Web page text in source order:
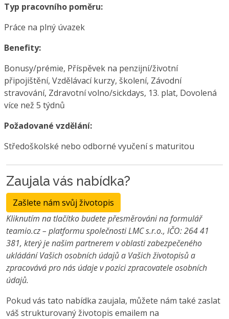
Typ pracovního poměru:
Práce na plný úvazek
Benefity:
Bonusy/prémie, Příspěvek na penzijní/životní
připojištění, Vzdělávací kurzy, školení, Závodní
stravování, Zdravotní volno/sickdays, 13. plat, Dovolená
více než 5 týdnů
Požadované vzdělání:
Středoškolské nebo odborné vyučení s maturitou
Zaujala vás nabídka?
Zašlete nám svůj životopis
Kliknutím na tlačítko budete přesměrováni na formulář
teamio.cz – platformu společnosti LMC s.r.o., IČO: 264 41
381, který je našim partnerem v oblasti zabezpečeného
ukládání Vašich osobních údajů a Vašich životopisů a
zpracovává pro nás údaje v pozici zpracovatele osobních
údajů.
Pokud vás tato nabídka zaujala, můžete nám také zaslat
váš strukturovaný životopis emailem na